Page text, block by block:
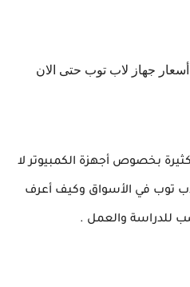
جهاز لاب توب حتى الان
بخصوص أجهزة الكمبيوتر لا
توب في الأسواق وكيف أعرف
للدراسة والعمل .